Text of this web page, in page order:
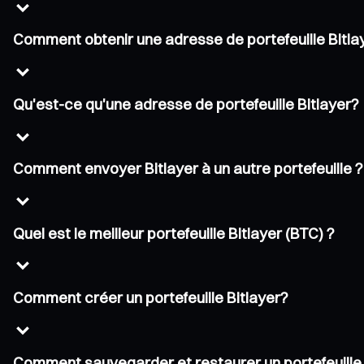
Comment obtenir une adresse de portefeuille
Qu'est-ce qu'une adresse de portefeuille Bitlayer?
Comment envoyer Bitlayer à un autre portefeuille ?
Quel est le meilleur portefeuille Bitlayer (BTC) ?
Comment créer un portefeuille Bitlayer?